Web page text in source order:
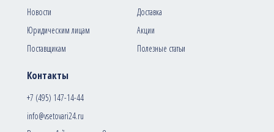
Контакты
+7 (495) 147-14-44
info@vsetovari24.ru
Новости
Юридическим лицам
Поставщикам
Доставка
Акции
Полезные статьи